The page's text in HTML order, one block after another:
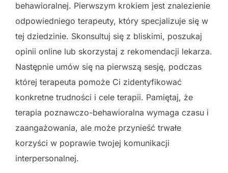
behawioralnej. Pierwszym krokiem jest znalezienie
odpowiedniego terapeuty, który specjalizuje się w
tej dziedzinie. Skonsultuj się z bliskimi, poszukaj
opinii online lub skorzystaj z rekomendacji lekarza.
Następnie umów się na pierwszą sesję, podczas
której terapeuta pomoże Ci zidentyfikować
konkretne trudności i cele terapii. Pamiętaj, że
terapia poznawczo-behawioralna wymaga czasu i
zaangażowania, ale może przynieść trwałe
korzyści w poprawie twojej komunikacji
interpersonalnej.